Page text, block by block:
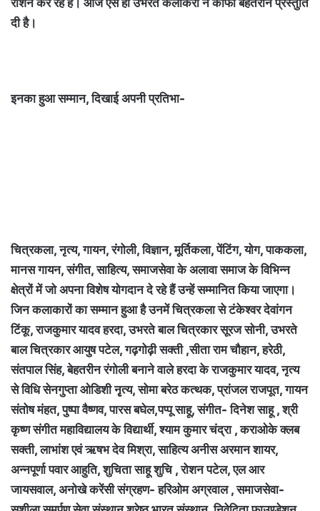
दी है।
इनका हुआ सम्मान, दिखाई अपनी प्रतिभा-
चित्रकला, नृत्य, गायन, रंगोली, विज्ञान, मूर्तिकला, पेंटिंग, योग, पाककला,
मानस गायन, संगीत, साहित्य, समाजसेवा के अलावा समाज के विभिन्न
क्षेत्रों में जो अपना विशेष योगदान दे रहे हैं उन्हें सम्मानित किया जाएगा।
जिन कलाकारों का सम्मान हुआ है उनमें चित्रकला से टंकेश्वर देवांगन
टिंकू, राजकुमार यादव हरदा, उभरते बाल चित्रकार सूरज सोनी, उभरते
बाल चित्रकार आयुष पटेल, गढ़गोढ़ी सक्ती ,सीता राम चौहान, हरेठी,
संतपाल सिंह, बेहतरीन रंगोली बनाने वाले हरदा के राजकुमार यादव, नृत्य
से विधि सेनगुप्ता ओडिशी नृृत्य, सोमा बरेठ कत्थक, प्रांजल राजपूत, गायन
संतोष मंहत, पुष्पा वैष्णव, पारस बघेल,पप्पू साहू, संगीत- दिनेश साहू , श्री
कृष्ण संगीत महाविद्यालय के विद्यार्थी, श्याम कुमार चंद्रा , कराओके क्लब
सक्ती, लाभांश एवं ऋषभ देव मिश्रा, साहित्य अनीस अरमान शायर,
अन्नपूर्णा पवार आहुति, शुचिता साहू शुचि , रोशन पटेल, एल आर
जायसवाल, अनोखे करेंसी संग्रहण- हरिओम अग्रवाल , समाजसेवा-